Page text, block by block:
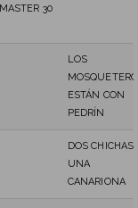
MASTER 30
LOS
ESTÁN CON
PEDRÍN
DOS CHICHAS
UNA
CANARIONA